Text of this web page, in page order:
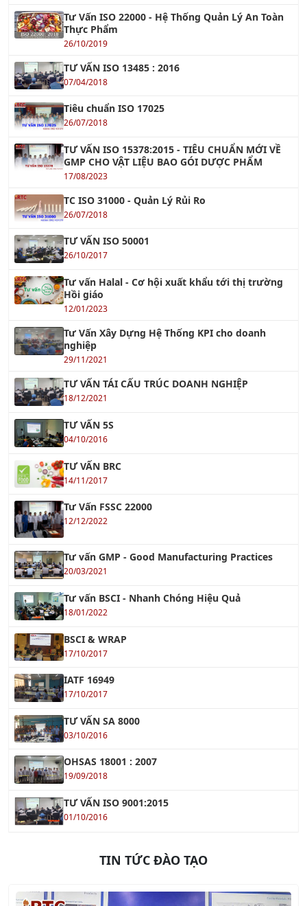
Tư Vấn ISO 22000 - Hệ Thống Quản Lý An Toàn
Thực Phẩm
26/10/2019
TƯ VẤN ISO 13485 : 2016
07/04/2018
Tiêu chuẩn ISO 17025
26/07/2018
TƯ VẤN ISO 15378:2015 - TIÊU CHUẨN MỚI VỀ
GMP CHO VẬT LIỆU BAO GÓI DƯỢC PHẨM
17/08/2023
TC ISO 31000 - Quản Lý Rủi Ro
26/07/2018
TƯ VẤN ISO 50001
26/10/2017
Tư vấn Halal - Cơ hội xuất khẩu tới thị trường
Hồi giáo
12/01/2023
Tư Vấn Xây Dựng Hệ Thống KPI cho doanh
nghiệp
29/11/2021
TƯ VẤN TÁI CẤU TRÚC DOANH NGHIỆP
18/12/2021
TƯ VẤN 5S
04/10/2016
TƯ VẤN BRC
14/11/2017
Tư Vấn FSSC 22000
12/12/2022
Tư vấn GMP - Good Manufacturing Practices
20/03/2021
Tư vấn BSCI - Nhanh Chóng Hiệu Quả
18/01/2022
BSCI & WRAP
17/10/2017
IATF 16949
17/10/2017
TƯ VẤN SA 8000
03/10/2016
OHSAS 18001 : 2007
19/09/2018
TƯ VẤN ISO 9001:2015
01/10/2016
TIN TỨC ĐÀO TẠO